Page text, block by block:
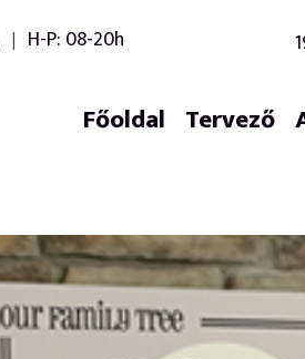
H-P: 08-20h
Főoldal Tervező